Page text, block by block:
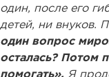
один, после его
детей, ни внуков.
один вопрос
осталась? Потом
помогать». Я